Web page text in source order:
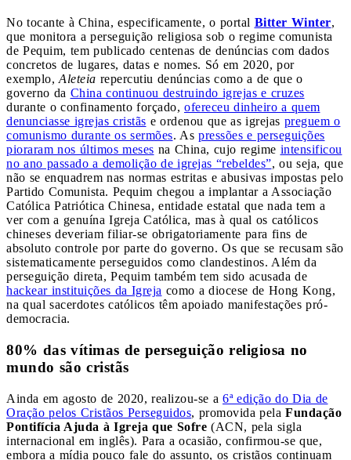
No tocante à China, especificamente, o portal Bitter Winter,
que monitora a perseguição religiosa sob o regime comunista
de Pequim, tem publicado centenas de denúncias com dados
concretos de lugares, datas e nomes. Só em 2020, por
exemplo, Aleteia repercutiu denúncias como a de que o
governo da China continuou destruindo igrejas e cruzes
durante o confinamento forçado, ofereceu dinheiro a quem
denunciasse igrejas cristãs e ordenou que as igrejas preguem o
comunismo durante os sermões. As pressões e perseguições
pioraram nos últimos meses na China, cujo regime intensificou
no ano passado a demolição de igrejas “rebeldes”, ou seja, que
não se enquadrem nas normas estritas e abusivas impostas pelo
Partido Comunista. Pequim chegou a implantar a Associação
Católica Patriótica Chinesa, entidade estatal que nada tem a
ver com a genuína Igreja Católica, mas à qual os católicos
chineses deveriam filiar-se obrigatoriamente para fins de
absoluto controle por parte do governo. Os que se recusam são
sistematicamente perseguidos como clandestinos. Além da
perseguição direta, Pequim também tem sido acusada de
hackear instituições da Igreja como a diocese de Hong Kong,
na qual sacerdotes católicos têm apoiado manifestações pró-
democracia.
80% das vítimas de perseguição religiosa no
mundo são cristãs
Ainda em agosto de 2020, realizou-se a 6ª edição do Dia de
Oração pelos Cristãos Perseguidos, promovida pela Fundação
Pontifícia Ajuda à Igreja que Sofre (ACN, pela sigla
internacional em inglês). Para a ocasião, confirmou-se que,
embora a mídia pouco fale do assunto, os cristãos continuam